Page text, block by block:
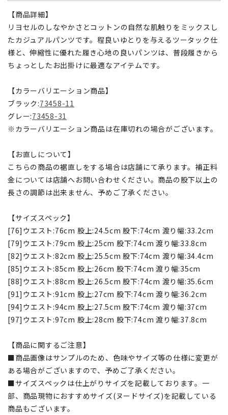
【商品詳細】
リヨセルのしなやかさとコットンの自然な肌触りをミックスし
たカジュアルパンツです。程良いゆとりを与えるツータック仕
様と、伸縮性に優れた履き心地の良いパンツは、普段履きから
ちょっとしたお出掛けに最適なアイテムです。
【カラーバリエーション商品】
ブラック:73458-11
グレー:73458-31
※カラーバリエーション商品は在庫切れの場合がございます。
【お直しについて】
こちらの商品の裾直しをする場合は店舗にて承ります。補正料
金については店舗へお問い合わせください。商品の股下以上の
長さの調節は出来ません、予めご了承ください。
【サイズスペック】
[76]ウエスト:76cm 股上:24.5cm 股下:74cm 渡り幅:33.2cm
[79]ウエスト:79cm 股上:25cm 股下:74cm 渡り幅:33.8cm
[82]ウエスト:82cm 股上:25.5cm 股下:74cm 渡り幅:34.4cm
[85]ウエスト:85cm 股上:26cm 股下:74cm 渡り幅:35cm
[88]ウエスト:88cm 股上:26.5cm 股下:74cm 渡り幅:35.6cm
[91]ウエスト:91cm 股上:27cm 股下:74cm 渡り幅:36.2cm
[94]ウエスト:94cm 股上:27.5cm 股下:74cm 渡り幅:37cm
[97]ウエスト:97cm 股上:28cm 股下:74cm 渡り幅:37.8cm
【商品に関するご注意】
■商品画像はサンプルのため、色味やサイズ等の仕様に変更が
ある場合がございますので、予めご了承ください。
■サイズスペックは仕上がりサイズを記載しております。一
部、商品現物におすすめサイズ(ヌードサイズ)を記載している
商品もございます。